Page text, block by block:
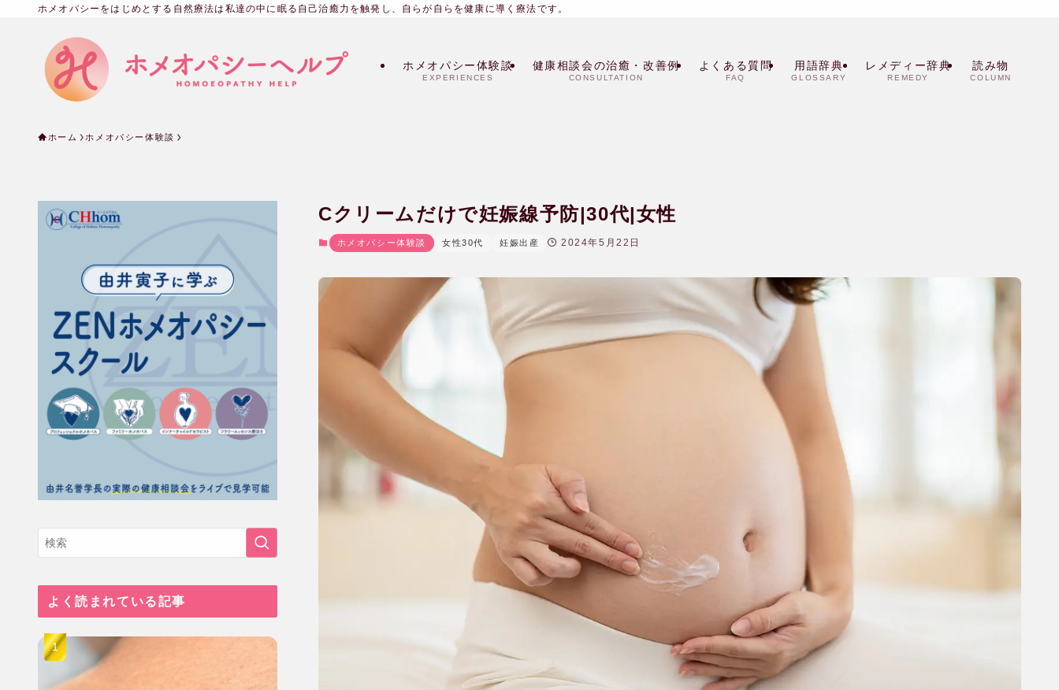
ホメオパシーをはじめとする自然療法は私達の中に眠る自己治癒力を触発し、自らが自らを健康に導く療法です。
ホメオパシー体験談
EXPERIENCES
健康相談会の治癒・改善例
CONSULTATION
よくある質問
FAQ
用語辞典
GLOSSARY
レメディー辞典
REMEDY
読み物
COLUMN
ホーム ホメオパシー体験談
Cクリームだけで妊娠線予防|30代|女性
ホメオパシー体験談 女性30代 妊娠出産 2024年5月22日
よく読まれている記事